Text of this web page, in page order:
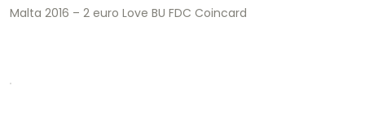
Malta 2016 – 2 euro Love BU FDC Coincard